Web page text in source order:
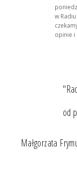
w
opinie i
od
Małgorzata